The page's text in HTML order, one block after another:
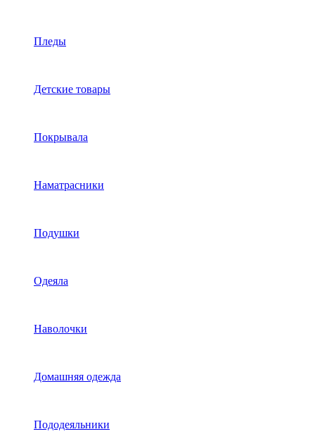
Пледы
Детские товары
Покрывала
Наматрасники
Подушки
Одеяла
Наволочки
Домашняя одежда
Пододеяльники